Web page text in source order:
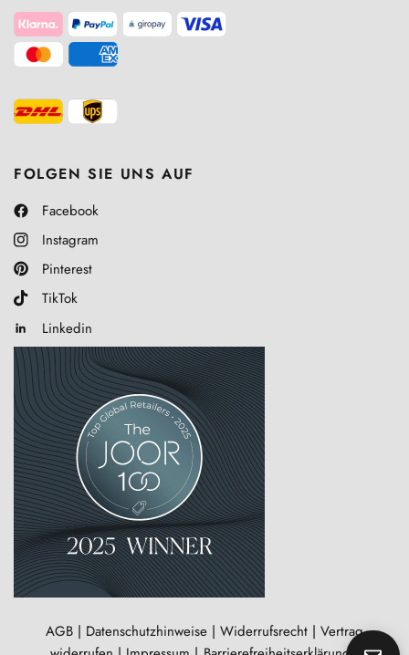
FOLGEN SIE UNS AUF
Facebook
Instagram
Pinterest
TikTok
Linkedin
AGB| Datenschutzhinweise|Widerrufsrecht |Vertrag